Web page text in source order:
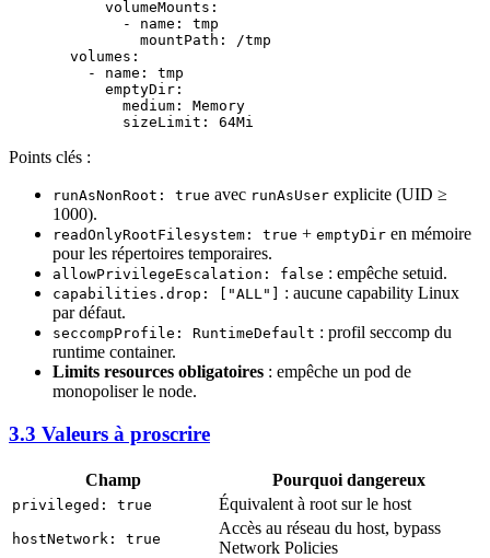
      volumeMounts
:
        -
name : tmp
          mountPath
: /tmp
  volumes
:
    -
name : tmp
      emptyDir
:
        medium
: Memory
        sizeLimit
: 64Mi
Points clés :
runAsNonRoot: true avec runAsUser explicite (UID ≥
1000).
readOnlyRootFilesystem: true + emptyDir en mémoire
pour les répertoires temporaires.
allowPrivilegeEscalation: false : empêche setuid.
capabilities.drop: ["ALL"]
: aucune capability Linux
par défaut.
seccompProfile: RuntimeDefault : profil seccomp du
runtime container.
Limits resources obligatoires : empêche un pod de
monopoliser le node.
3.3 Valeurs à proscrire
Champ Pourquoi dangereux
privileged: true Équivalent à root sur le host
hostNetwork: true
Accès au réseau du host, bypass
Network Policies